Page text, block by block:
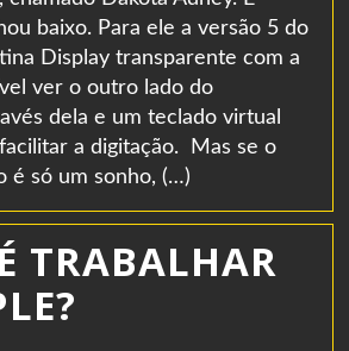
baixo. Para ele a versão 5 do
Display transparente com a
ver o outro lado do
dela e um teclado virtual
a digitação. Mas se o
é só um sonho, (…)
TRABALHAR